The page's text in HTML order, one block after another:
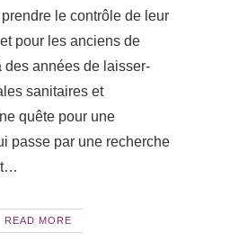
le contrôle de leur
pour les anciens de
des années de laisser-
sanitaires et
quête pour une
passe par une recherche
READ MORE